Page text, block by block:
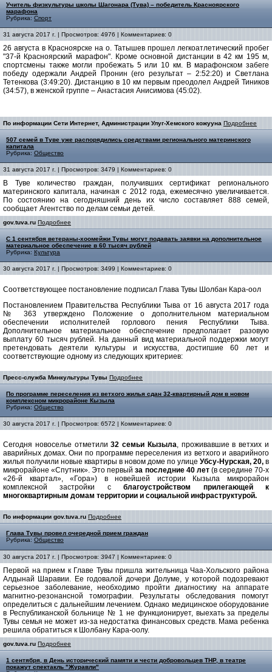
Учитель физкультуры школы Шагонара (Тува) – победитель Красноярского
марафона
Рубрика: Спорт
31 августа 2017 г. | Просмотров: 4976 | Комментариев: 0
26 августа в Красноярске на о. Татышев прошел легкоатлетический пробег
"37-й Красноярский марафон". Кроме основной дистанции в 42 км 195 м,
спортсмены также могли пробежать 5 или 10 км. В марафонском забеге
победу одержали Андрей Пронин (его результат – 2:52:20) и Светлана
Тетенкова (3:49:20). Дистанцию в 10 км первым преодолел Андрей Тиников
(34:57), в женской группе – Анастасия Анисимова (45:02).
По информации Сети Интернет, Администрации Улуг-Хемского кожууна Подробнее
507 семей в Туве уже распорядились средствами регионального материнского
капитала
Рубрика: Общество
31 августа 2017 г. | Просмотров: 3479 | Комментариев: 0
В Туве количество граждан, получивших сертификат регионального
материнского капитала, начиная с 2012 года, ежемесячно увеличивается.
По состоянию на сегодняшний день их число составляет 888 семей,
сообщает Агентство по делам семьи детей.
gov.tuva.ru Подробнее
С 1 сентября ветераны-хоомейжи Тувы могут подавать заявки на дополнительное
материальное обеспечение в 60 тысяч рублей
Рубрика: Культура
30 августа 2017 г. | Просмотров: 3499 | Комментариев: 0
Соответствующее постановление подписал Глава Тувы Шолбан Кара-оол
Постановлением Правительства Республики Тыва от 16 августа 2017 года
№ 363 утверждено Положение о дополнительном материальном
обеспечении исполнителей горлового пения Республики Тыва.
Дополнительное материальное обеспечение предполагает разовую
выплату 60 тысяч рублей. На данный вид материальной поддержки могут
претендовать деятели культуры и искусства, достигшие 60 лет и
соответствующие одному из следующих критериев:
Пресс-служба Минкультуры Тувы Подробнее
По программе переселения из ветхого жилья сдан 32-квартирный дом в новом
комплексном микрорайоне Кызыла
Рубрика: Общество
30 августа 2017 г. | Просмотров: 6572 | Комментариев: 0
Сегодня новоселье отметили32 семьи Кызыла, проживавшие в ветхих и
аварийных домах. Они по программе переселения из ветхого и аварийного
жилья получили новые квартиры в новом доме по улице Убсу-Нурская, 20, в
микрорайоне «Спутник». Это первыйза последние 40 лет (в середине 70-х
«26-й квартал», «Гора») в новейшей истории Кызыла микрорайон
комплексной застройки сблагоустройством прилегающей к
многоквартирным домам территории и социальной инфраструктурой.
По информации gov.tuva.ru Подробнее
Глава Тувы провел очередной прием граждан
Рубрика: Общество
30 августа 2017 г. | Просмотров: 3947 | Комментариев: 0
Первой на прием к Главе Тувы пришла жительница Чаа-Хольского района
Алдынай Шаравии. Ее годовалой дочери Долуме, у которой подозревают
серьезное заболевание, необходимо пройти диагностику на аппарате
магнитно-резонансной томографии. Результаты обследования помогут
определиться с дальнейшим лечением. Однако медицинское оборудование
в Республиканской больнице № 1 не функционирует, выехать за пределы
Тувы семья не может из-за недостатка финансовых средств. Мама ребенка
решила обратиться к Шолбану Кара-оолу.
gov.tuva.ru Подробнее
1 сентября, в День исторический памяти и чести добровольцев ТНР, в театре
покажут спектакль "Журавли"